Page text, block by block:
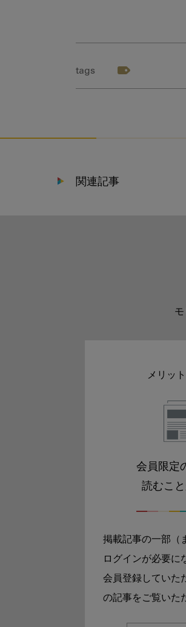
tags
関連記事
メリット
会員限定
読むこ
掲載記事の一部（
ログインが必要に
会員登録していた
の記事をご覧いた